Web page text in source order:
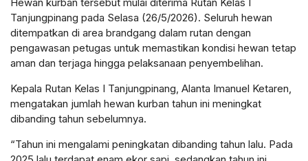
Tanjungpinang pada Selasa (26/5/2026). Seluruh hewan
ditempatkan di area brandgang dalam rutan dengan
pengawasan petugas untuk memastikan kondisi hewan tetap
aman dan terjaga hingga pelaksanaan penyembelihan.
Kepala Rutan Kelas I Tanjungpinang, Alanta Imanuel Ketaren,
mengatakan jumlah hewan kurban tahun ini meningkat
dibanding tahun sebelumnya.
“Tahun ini mengalami peningkatan dibanding tahun lalu. Pada